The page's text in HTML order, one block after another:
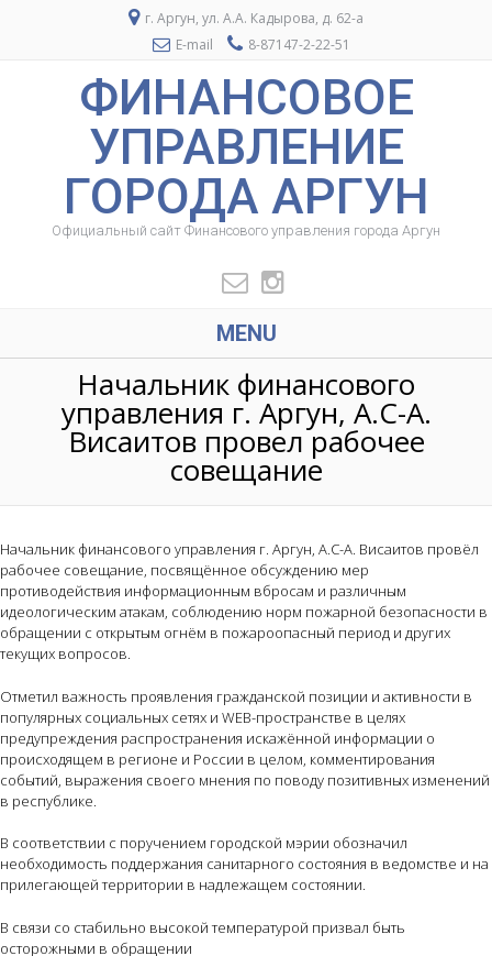
г. Аргун, ул. А.А. Кадырова, д. 62-а
E-mail
8-87147-2-22-51
ФИНАНСОВОЕ
УПРАВЛЕНИЕ
ГОРОДА АРГУН
Официальный сайт Финансового управления города Аргун
MENU
Начальник финансового
управления г. Аргун, А.С-А.
Висаитов провел рабочее
совещание
Начальник финансового управления г. Аргун, А.С-А. Висаитов провёл
рабочее совещание, посвящённое обсуждению мер
противодействия информационным вбросам и различным
идеологическим атакам, соблюдению норм пожарной безопасности в
обращении с открытым огнём в пожароопасный период и других
текущих вопросов.
Отметил важность проявления гражданской позиции и активности в
популярных социальных сетях и WEB-пространстве в целях
предупреждения распространения искажённой информации о
происходящем в регионе и России в целом, комментирования
событий, выражения своего мнения по поводу позитивных изменений
в республике.
В соответствии с поручением городской мэрии обозначил
необходимость поддержания санитарного состояния в ведомстве и на
прилегающей территории в надлежащем состоянии.
В связи со стабильно высокой температурой призвал быть
осторожными в обращении